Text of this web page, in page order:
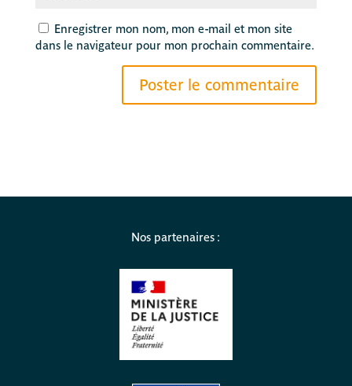
Enregistrer mon nom, mon e-mail et mon site
dans le navigateur pour mon prochain commentaire.
Nos partenaires :